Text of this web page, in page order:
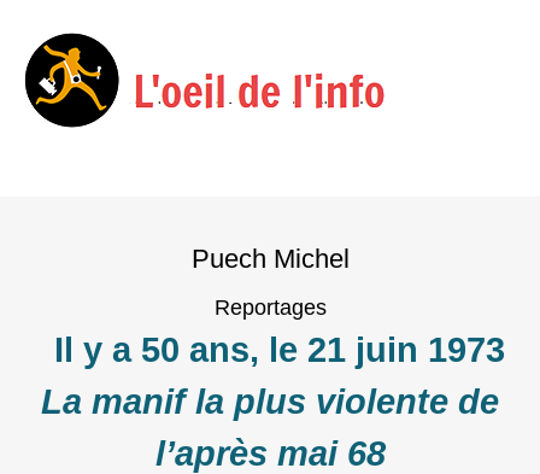
Puech Michel
Reportages
Il y a 50 ans, le 21 juin 1973
La manif la plus violente de
l’après mai 68